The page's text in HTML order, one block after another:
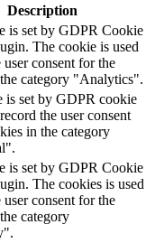
Description
is set by GDPR Cookie
The cookie is used
user consent for the
category "Analytics".
is set by GDPR cookie
the user consent
in the category
is set by GDPR Cookie
The cookies is used
user consent for the
category